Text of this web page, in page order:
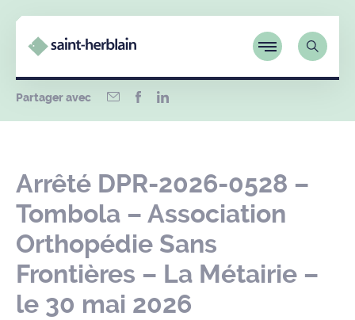
Partager avec
Arrêté DPR-2026-0528 –
Tombola – Association
Orthopédie Sans
Frontières – La Métairie –
le 30 mai 2026